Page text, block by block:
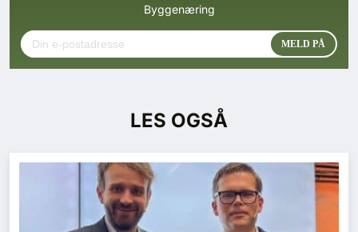
Byggenæring
LES OGSÅ